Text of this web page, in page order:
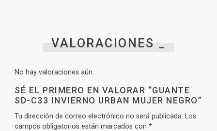
VALORACIONES _
No hay valoraciones aún.
SÉ EL PRIMERO EN VALORAR “GUANTE
SD-C33 INVIERNO URBAN MUJER NEGRO”
Tu dirección de correo electrónico no será publicada. Los
campos obligatorios están marcados con *